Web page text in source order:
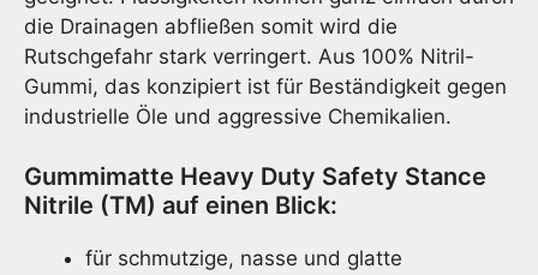
die Drainagen abfließen somit wird die
Rutschgefahr stark verringert. Aus 100% Nitril-
Gummi, das konzipiert ist für Beständigkeit gegen
industrielle Öle und aggressive Chemikalien.
Gummimatte Heavy Duty Safety Stance
Nitrile (TM) auf einen Blick:
für schmutzige, nasse und glatte